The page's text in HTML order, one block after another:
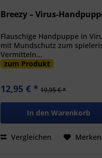
Breezy – Virus-
Flauschige Handpuppe in
mit Mundschutz zum
Vermitteln...
zum Produkt
12,95 € * 19,95 € *
In den Warenkorb
Vergleichen Merken